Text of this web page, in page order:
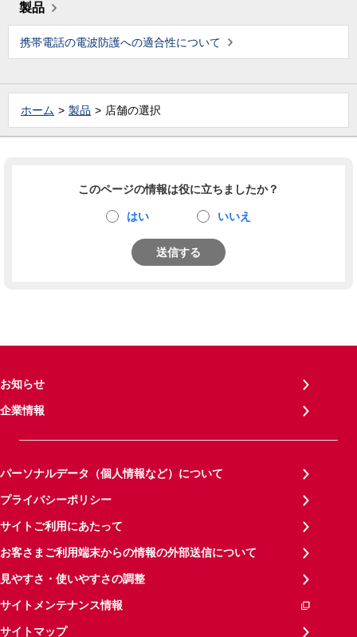
製品
携帯電話の電波防護への適合性について
ホーム 製品 店舗の選択
このページの情報は役に立ちましたか？
はい いいえ
送信する
お知らせ
企業情報
パーソナルデータ（個人情報など）について
プライバシーポリシー
サイトご利用にあたって
お客さまご利用端末からの情報の外部送信について
見やすさ・使いやすさの調整
サイトメンテナンス情報
サイトマップ